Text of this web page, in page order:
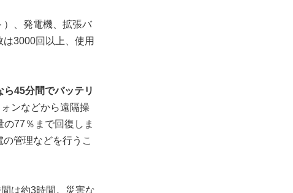
）、発電機、拡張バ
3000回以上、使用
45分間でバッテリ
ンなどから遠隔操
77％まで回復しま
管理などを行うこ
は約3時間。災害な